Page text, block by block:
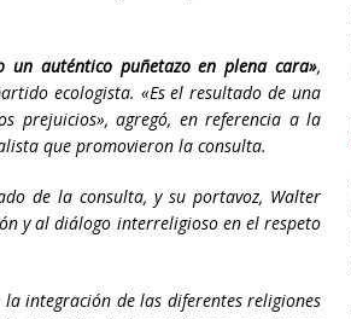
un auténtico puñetazo en plena cara»,
ecologista. «Es el resultado de una
prejuicios», agregó, en referencia a la
que promovieron la consulta.
de la consulta, y su portavoz, Walter
y al diálogo interreligioso en el respeto
integración de las diferentes religiones